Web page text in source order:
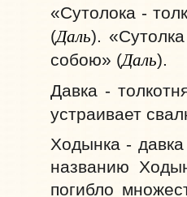
«Сутолока -
(Даль).
собою» (Даль).
Давка -
устраивает
Ходынка -
названию
погибло